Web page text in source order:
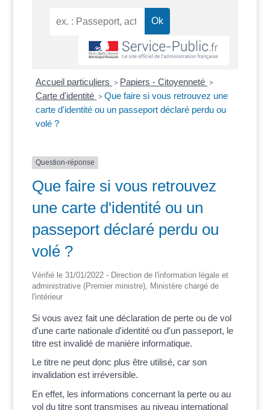
Accueil particuliers > Papiers - Citoyenneté >
Carte d'identité > Que faire si vous retrouvez une
carte d'identité ou un passeport déclaré perdu ou
volé ?
Question-réponse
Que faire si vous retrouvez
une carte d'identité ou un
passeport déclaré perdu ou
volé ?
Vérifié le 31/01/2022 - Direction de l'information légale et
administrative (Premier ministre), Ministère chargé de
l'intérieur
Si vous avez fait une déclaration de perte ou de vol
d'une carte nationale d'identité ou d'un passeport, le
titre est invalidé de manière informatique.
Le titre ne peut donc plus être utilisé, car son
invalidation est irréversible.
En effet, les informations concernant la perte ou au
vol du titre sont transmises au niveau international